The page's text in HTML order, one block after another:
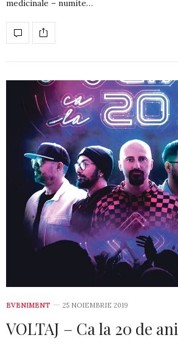
medi­cinale – numite…
EVENIMENT 25 NOIEMBRIE 2019
VOLTAJ – Ca la 20 de ani